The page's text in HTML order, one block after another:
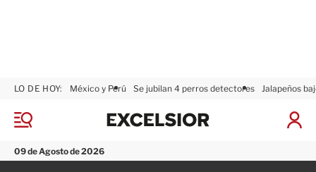
M
n
ú
09 de Agosto de 2026
LO DE HOY: México y Perú Se jubilan 4 perros detectores Jalapeños
I
x
l